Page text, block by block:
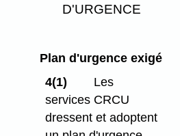
D'URGENCE
Plan d'urgence exigé
4(1)
Les
services CRCU
dressent et adoptent